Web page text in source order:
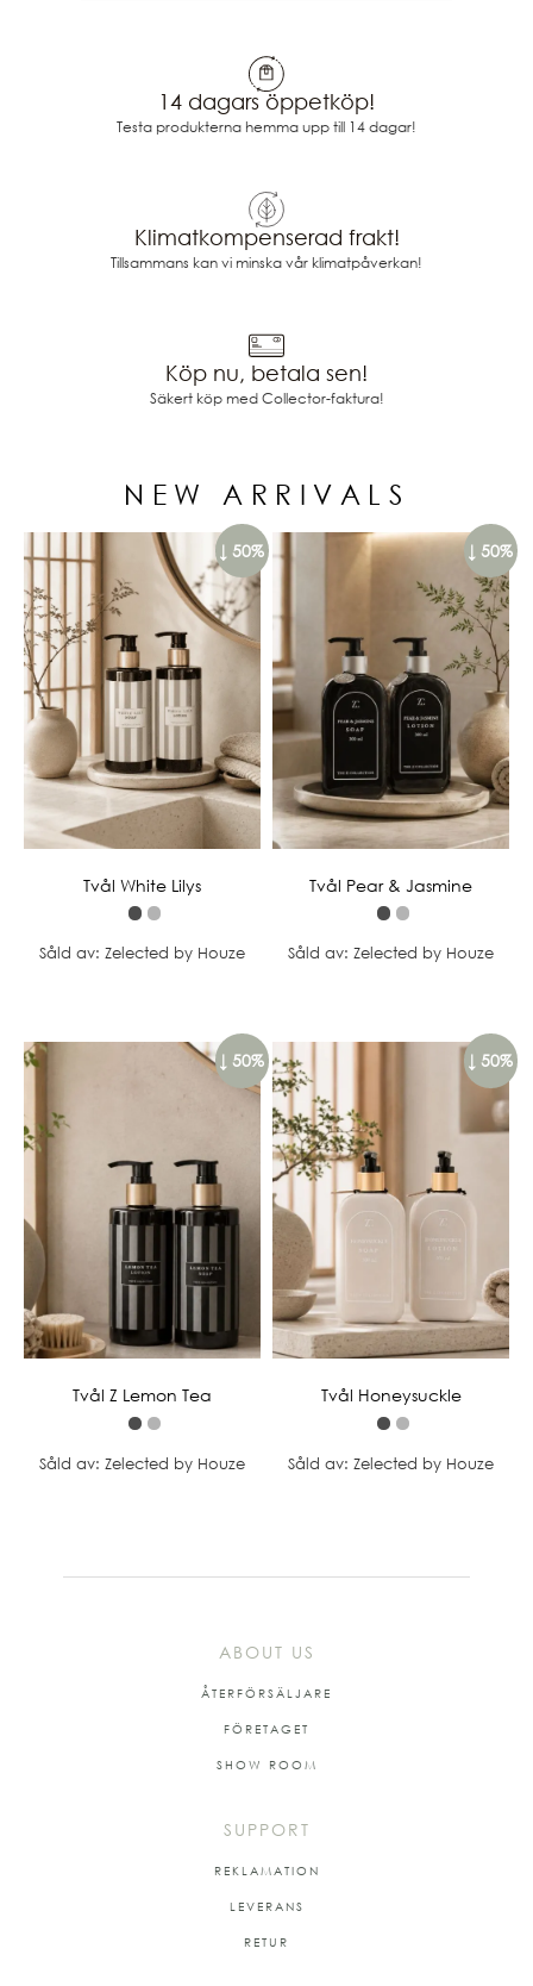
14 dagars öppetköp!
Testa produkterna hemma upp till 14 dagar!
Klimatkompenserad frakt!
Tillsammans kan vi minska vår klimatpåverkan!
Köp nu, betala sen!
Säkert köp med Collector-faktura!
NEW ARRIVALS
↓ 50%
Tvål White Lilys
Såld av: Zelected by Houze
↓ 50%
Tvål Pear & Jasmine
Såld av: Zelected by Houze
↓ 50%
Tvål Z Lemon Tea
Såld av: Zelected by Houze
↓ 50%
Tvål Honeysuckle
Såld av: Zelected by Houze
ABOUT US
ÅTERFÖRSÄLJARE
FÖRETAGET
SHOW ROOM
SUPPORT
REKLAMATION
LEVERANS
RETUR